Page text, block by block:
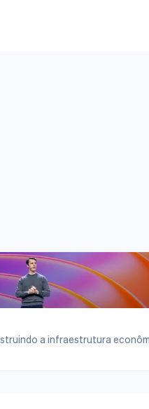
a infraestrutura